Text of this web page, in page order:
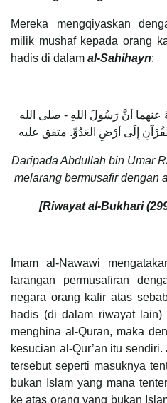
Mereka mengqiyaskan
milik mushaf kepada orang
hadis di dalam al-Sahihayn:
أنَّ رَسُولَ اللهِ - صلى الله
إِلَى أرْضِ العَدُوِّ. متفق عليه
Daripada Abdullah bin Umar
melarang bermusafir dengan
[Riwayat al-Bukhari
Imam al-Nawawi
larangan permusafiran
negara orang kafir atas
hadis (di dalam riwayat
menghina al-Quran, maka
kesucian al-Qur’an itu
tersebut seperti masuknya
bukan Islam yang mana
ke atas orang yang bukan